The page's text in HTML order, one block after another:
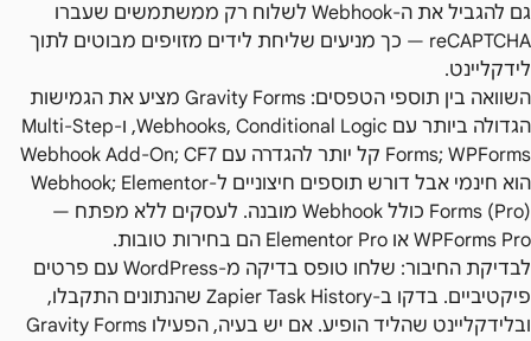
גם להגביל את ה-Webhook לשלוח רק ממשתמשים שעברו
reCAPTCHA — כך מניעים שליחת לידים מזויפים מבוטים לתוך
לידקליינט.
השוואה בין תוספי הטפסים: Gravity Forms מציע את הגמישות
הגדולה ביותר עם Webhooks, Conditional Logic, ו-Multi-Step
Forms; WPForms קל יותר להגדרה עם Webhook Add-On; CF7
הוא חינמי אבל דורש תוספים חיצוניים ל-Webhook; Elementor
Forms (Pro) כולל Webhook מובנה. לעסקים ללא מפתח —
WPForms Pro או Elementor Pro הם בחירות טובות.
לבדיקת החיבור: שלחו טופס בדיקה מ-WordPress עם פרטים
פיקטיביים. בדקו ב-Zapier Task History שהנתונים התקבלו,
ובלידקליינט שהליד הופיע. אם יש בעיה, הפעילו Gravity Forms